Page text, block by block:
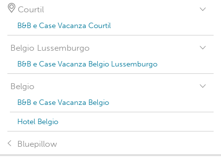
Courtil
B&B e Case Vacanza Courtil
Belgio Lussemburgo
B&B e Case Vacanza Belgio Lussemburgo
Belgio
B&B e Case Vacanza Belgio
Hotel Belgio
Bluepillow